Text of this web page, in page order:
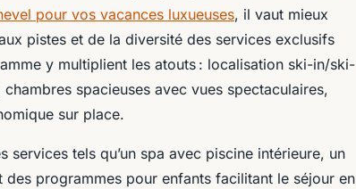
pour vos vacances luxueuses, il vaut mieux
pistes et de la diversité des services exclusifs
y multiplient les atouts : localisation ski-in/ski-
spacieuses avec vues spectaculaires,
sur place.
services tels qu’un spa avec piscine intérieure, un
programmes pour enfants facilitant le séjour en